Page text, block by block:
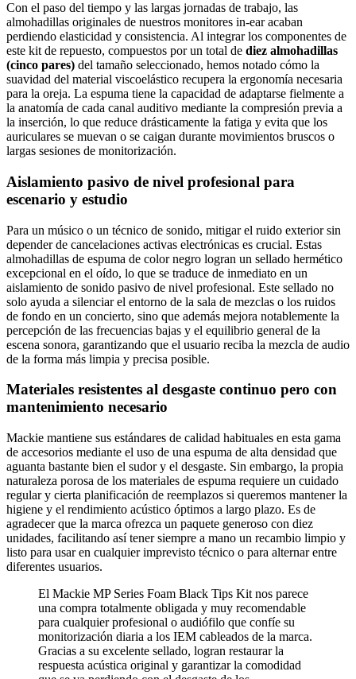
Con el paso del tiempo y las largas jornadas de trabajo, las
almohadillas originales de nuestros monitores in-ear acaban
perdiendo elasticidad y consistencia. Al integrar los componentes de
este kit de repuesto, compuestos por un total de diez almohadillas
(cinco pares) del tamaño seleccionado, hemos notado cómo la
suavidad del material viscoelástico recupera la ergonomía necesaria
para la oreja. La espuma tiene la capacidad de adaptarse fielmente a
la anatomía de cada canal auditivo mediante la compresión previa a
la inserción, lo que reduce drásticamente la fatiga y evita que los
auriculares se muevan o se caigan durante movimientos bruscos o
largas sesiones de monitorización.
Aislamiento pasivo de nivel profesional para
escenario y estudio
Para un músico o un técnico de sonido, mitigar el ruido exterior sin
depender de cancelaciones activas electrónicas es crucial. Estas
almohadillas de espuma de color negro logran un sellado hermético
excepcional en el oído, lo que se traduce de inmediato en un
aislamiento de sonido pasivo de nivel profesional. Este sellado no
solo ayuda a silenciar el entorno de la sala de mezclas o los ruidos
de fondo en un concierto, sino que además mejora notablemente la
percepción de las frecuencias bajas y el equilibrio general de la
escena sonora, garantizando que el usuario reciba la mezcla de audio
de la forma más limpia y precisa posible.
Materiales resistentes al desgaste continuo pero con
mantenimiento necesario
Mackie mantiene sus estándares de calidad habituales en esta gama
de accesorios mediante el uso de una espuma de alta densidad que
aguanta bastante bien el sudor y el desgaste. Sin embargo, la propia
naturaleza porosa de los materiales de espuma requiere un cuidado
regular y cierta planificación de reemplazos si queremos mantener la
higiene y el rendimiento acústico óptimos a largo plazo. Es de
agradecer que la marca ofrezca un paquete generoso con diez
unidades, facilitando así tener siempre a mano un recambio limpio y
listo para usar en cualquier imprevisto técnico o para alternar entre
diferentes usuarios.
El Mackie MP Series Foam Black Tips Kit nos parece
una compra totalmente obligada y muy recomendable
para cualquier profesional o audiófilo que confíe su
monitorización diaria a los IEM cableados de la marca.
Gracias a su excelente sellado, logran restaurar la
respuesta acústica original y garantizar la comodidad